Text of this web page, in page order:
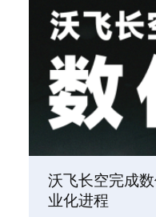
沃飞长空完成
业化进程